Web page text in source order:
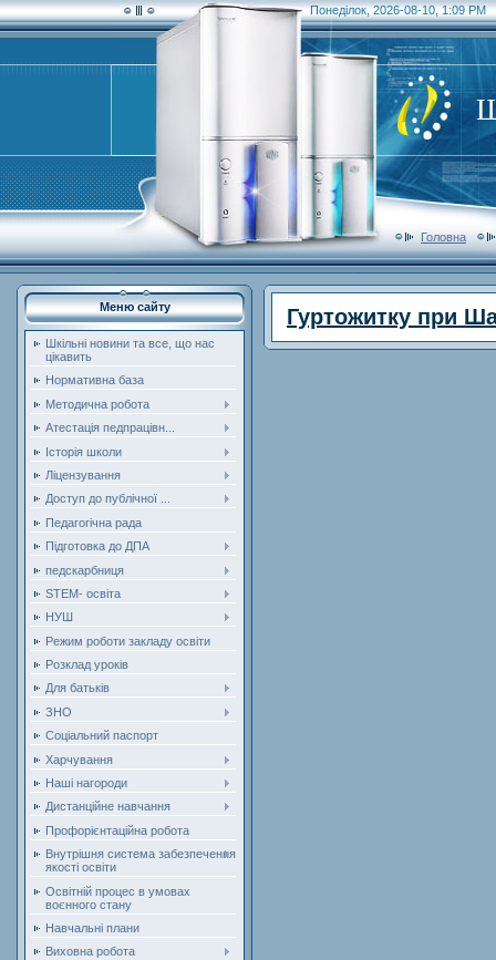
Понеділок, 2026-08-10, 1:09 PM
Головна
Меню сайту
Шкільні новини та все, що нас
цікавить
Нормативна база
Методична робота
Атестація педпрацівн...
Історія школи
Ліцензування
Доступ до публічної ...
Педагогічна рада
Підготовка до ДПА
педскарбниця
STEM- освіта
НУШ
Режим роботи закладу освіти
Розклад уроків
Для батьків
ЗНО
Соціальний паспорт
Харчування
Наші нагороди
Дистанційне навчання
Профорієнтаційна робота
Внутрішня система забезпечення
якості освіти
Освітній процес в умовах
воєнного стану
Навчальні плани
Виховна робота
Гуртожитку при